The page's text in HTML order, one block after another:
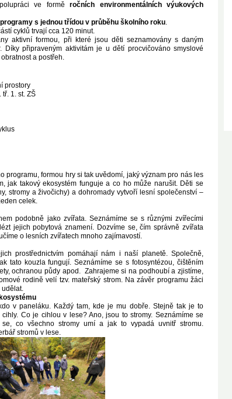
ve formě ročních environmentálních výukových
s jednou třídou v průběhu školního roku.
cyklů trvají cca 120 minut.
aktivní formou, při které jsou děti seznamovány s daným
Díky připraveným aktivitám je u dětí procvičováno smyslové
a postřeh.
prostory
tř. 1. st. ZŠ
programu, formou hry si tak uvědomí, jaký význam pro nás les
jak takový ekosystém funguje a co ho může narušit. Děti se
stromy a živočichy) a dohromady vytvoří lesní společenství –
celek.
podobně jako zvířata. Seznámíme se s různými zvířecími
jejich pobytová znamení. Dozvíme se, čím správně zvířata
o lesních zvířatech mnoho zajímavostí.
prostřednictvím pomáhají nám i naší planetě. Společně,
tato kouzla fungují. Seznámíme se s fotosyntézou, čištěním
ochranou půdy apod. Zahrajeme si na podhoubí a zjistíme,
rodině velí tzv. mateřský strom. Na závěr programu žáci
udělat.
v paneláku. Každý tam, kde je mu dobře. Stejně tak je to
Co je cihlou v lese? Ano, jsou to stromy. Seznámíme se
co všechno stromy umí a jak to vypadá uvnitř stromu.
stromů v lese.